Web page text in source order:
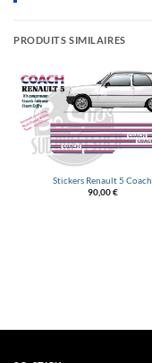
PRODUITS SIMILAIRES
Stickers Renault 5 Coach
90,00€